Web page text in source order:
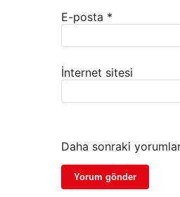
E-posta *
İnternet sitesi
Daha sonraki